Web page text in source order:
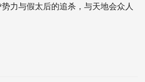
力与假太后的追杀，与天地会众人